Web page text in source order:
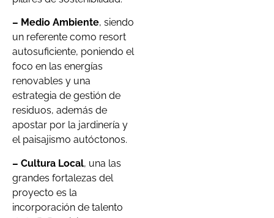
– Medio Ambiente, siendo
un referente como resort
autosuficiente, poniendo el
foco en las energías
renovables y una
estrategia de gestión de
residuos, además de
apostar por la jardinería y
el paisajismo autóctonos.
– Cultura Local, una las
grandes fortalezas del
proyecto es la
incorporación de talento